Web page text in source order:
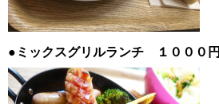
●ミックスグリルランチ １０００円